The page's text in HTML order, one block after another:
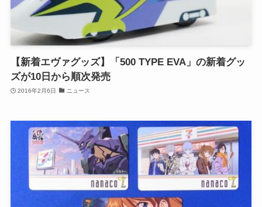
【新着エヴァグッズ】「500 TYPE EVA」の新着グッ
ズが10日から順次発売
2016年2月6日 ニュース